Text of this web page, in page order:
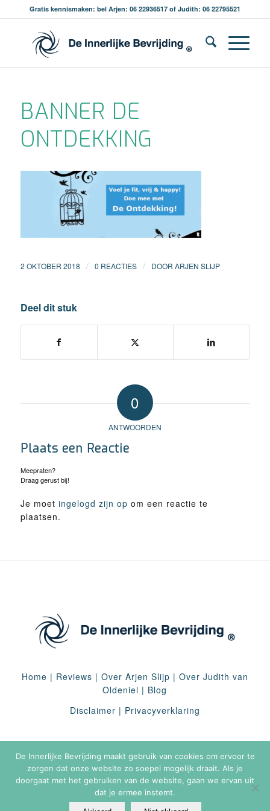
Gratis kennismaken: bel Arjen: 06 22936517 of Judith: 06 22795521
BANNER DE
ONTDEKKING
2 OKTOBER 2018 / 0 REACTIES / DOOR ARJEN SLIJP
Deel dit stuk
0
ANTWOORDEN
Plaats een Reactie
Meepraten?
Draag gerust bij!
Je moet ingelogd zijn op om een reactie te
plaatsen.
Home | Reviews | Over Arjen Slijp | Over Judith van
Oldeniel | Blog
Disclaimer | Privacyverklaring
De Innerlijke Bevrijding maakt gebruik van cookies om ervoor te
zorgen dat onze website zo soepel mogelijk draait. Als je
doorgaat met het gebruiken van de website, gaan we ervan uit
dat je ermee instemt.